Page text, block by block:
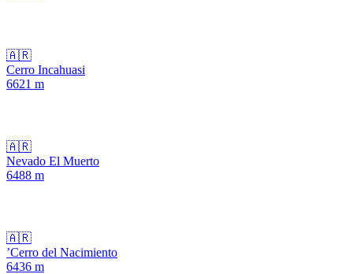
🇦🇷
Cerro Incahuasi
6621 m
🇦🇷
Nevado El Muerto
6488 m
🇦🇷
’Cerro del Nacimiento
6436 m